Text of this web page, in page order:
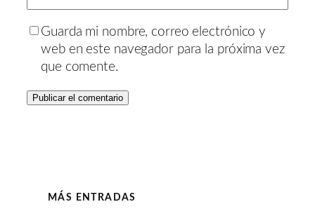
Guarda mi nombre, correo electrónico y
web en este navegador para la próxima vez
que comente.
MÁS ENTRADAS